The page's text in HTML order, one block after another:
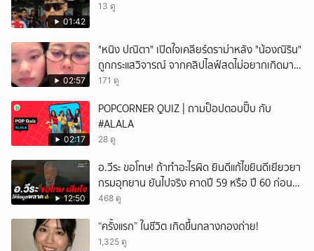
01:42
13 ดู
02:57
"หนิง ปณิตา" เปิดใจเคลียร์ดราม่าหลัง "น้องณิริน"
ถูกกระแสวิจารณ์ จากคลิปไลฟ์สดไม่อยากเกิดมา
หน้าเหมือนพ่อ
171 ดู
02:17
POPCORNER QUIZ | ถามป็อปตอบปั๊บ กับ
#ALALA
28 ดู
12:50
อ.วีระ ขอโทษ! ถ้าทำอะไรผิด ยินดีแก้ไขยินดีเยียวยา
กรมอุทยาน ยันไปจริง คาดปี 59 หรือ ปี 60 ก่อน
ปิดให้พัก
468 ดู
“ครั้งแรก” ในชีวิต เกิดขึ้นกลางกองถ่าย!
1,325 ดู